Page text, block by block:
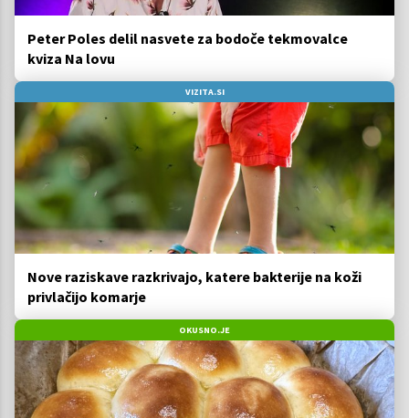
Peter Poles delil nasvete za bodoče tekmovalce
kviza Na lovu
VIZITA.SI
Nove raziskave razkrivajo, katere bakterije na koži
privlačijo komarje
OKUSNO.JE